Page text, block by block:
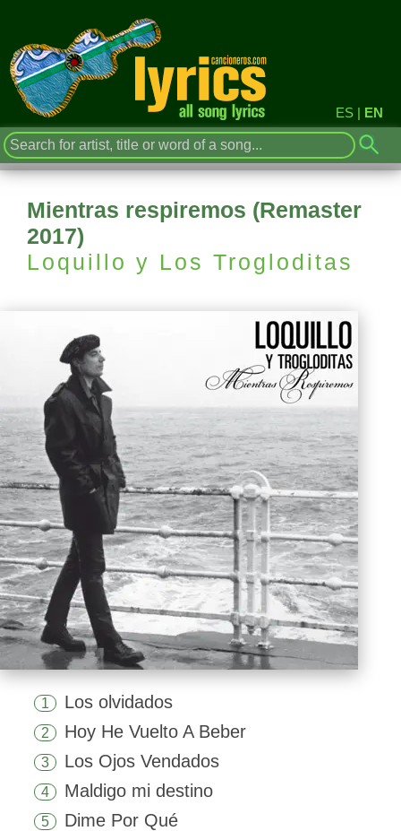
ES | EN
Mientras respiremos (Remaster
2017)
Loquillo y Los Trogloditas
1 Los olvidados
2 Hoy He Vuelto A Beber
3 Los Ojos Vendados
4 Maldigo mi destino
5 Dime Por Qué